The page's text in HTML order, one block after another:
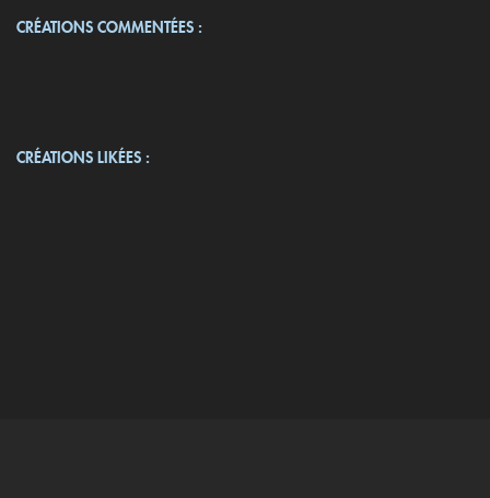
CRÉATIONS COMMENTÉES :
CRÉATIONS LIKÉES :